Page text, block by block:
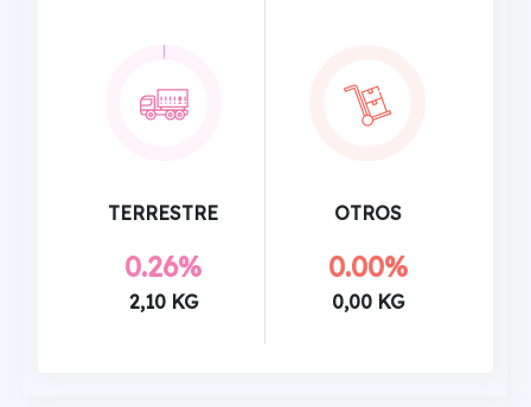
TERRESTRE
0.26%
2,10 KG
OTROS
0.00%
0,00 KG